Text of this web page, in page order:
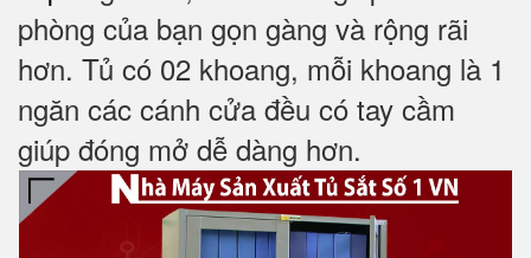
phòng của bạn gọn gàng và rộng rãi
hơn. Tủ có 02 khoang, mỗi khoang là 1
ngăn các cánh cửa đều có tay cầm
giúp đóng mở dễ dàng hơn.